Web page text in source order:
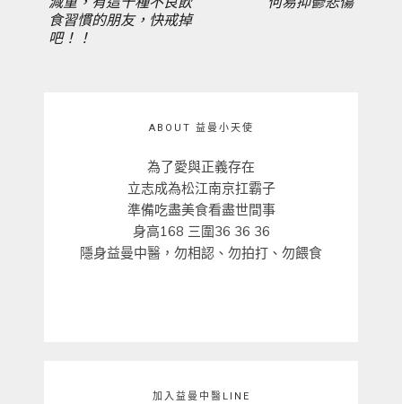
覽
POST:
食習慣的朋友，快戒掉
吧！！
ABOUT 益曼小天使
為了愛與正義存在
立志成為松江南京扛霸子
準備吃盡美食看盡世間事
身高168 三圍36 36 36
隱身益曼中醫，勿相認、勿拍打、勿餵食
加入益曼中醫LINE